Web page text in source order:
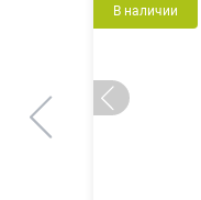
В наличии